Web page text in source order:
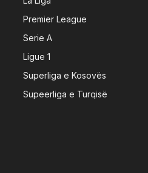
Premier League
Serie A
Ligue 1
Superliga e Kosovës
Supeerliga e Turqisë